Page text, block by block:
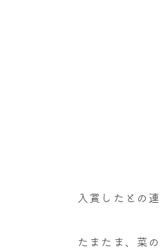
入賞したとの
たまたま、菜